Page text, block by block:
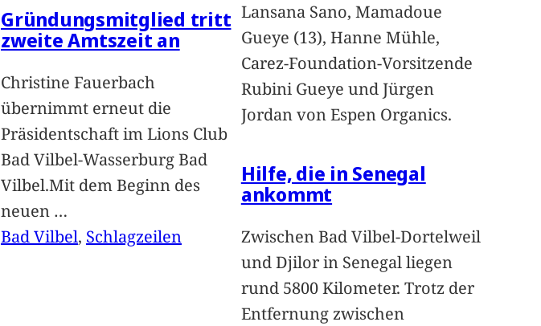
Gründungsmitglied tritt
zweite Amtszeit an
Christine Fauerbach
übernimmt erneut die
Präsidentschaft im Lions Club
Bad Vilbel-Wasserburg Bad
Vilbel.Mit dem Beginn des
neuen …
Bad Vilbel, Schlagzeilen
Lansana Sano, Mamadoue
Gueye (13), Hanne Mühle,
Carez-Foundation-Vorsitzende
Rubini Gueye und Jürgen
Jordan von Espen Organics.
Hilfe, die in Senegal
ankommt
Zwischen Bad Vilbel-Dortelweil
und Djilor in Senegal liegen
rund 5800 Kilometer. Trotz der
Entfernung zwischen